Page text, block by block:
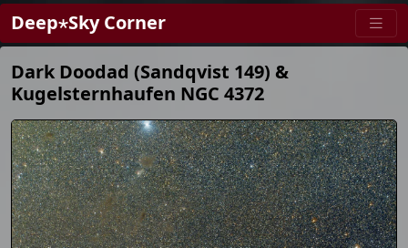
Deep⋆Sky Corner
Dark Doodad (Sandqvist 149) &
Kugelsternhaufen NGC 4372